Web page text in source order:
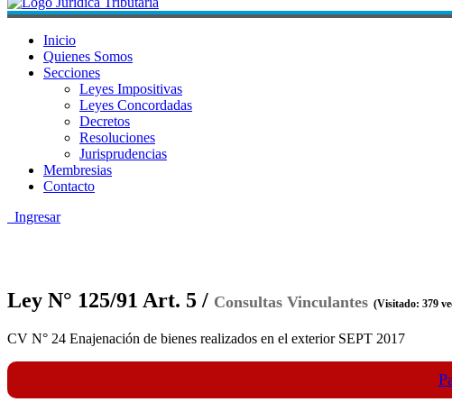
Inicio
Quienes Somos
Secciones
Leyes Impositivas
Leyes Concordadas
Decretos
Resoluciones
Jurisprudencias
Membresias
Contacto
Ingresar
Ley N° 125/91 Art. 5 / Consultas Vinculantes (Visitado: 379
CV N° 24 Enajenación de bienes realizados en el exterior SEPT 2017